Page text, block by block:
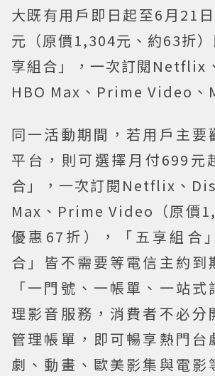
大既有用戶即日起至6月21
元（原價1,304元、約63折
享組合」，一次訂閱Netflix
HBO Max、Prime Video、
同一活動期間，若用戶主要
平台，則可選擇月付699元
合」，一次訂閱Netflix、
Max、Prime Video（原價
優惠67折），「五享組合
合」皆不需要等電信主約到
「一門號、一帳單、一站
理影音服務，消費者不必分
管理帳單，即可暢享熱門台
劇、動畫、歐美影集與電影